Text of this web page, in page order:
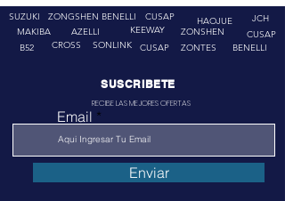
SUZUKI
ZONGSHEN
MAKIBA
AZELLI
BENELLI
CUSAP
KEEWAY
B52
CROSS SONLINK CUSAP
HAOJUE
JCH
ZONSHEN
ZONTES
CUSAP
BENELLI
SUSCRIBETE
RECIBE LAS MEJORES OFERTAS
Email
Enviar